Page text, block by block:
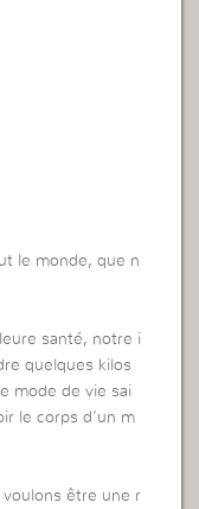
le monde, que n
santé, notre i
quelques kilos
mode de vie sai
le corps d’un m
être une r